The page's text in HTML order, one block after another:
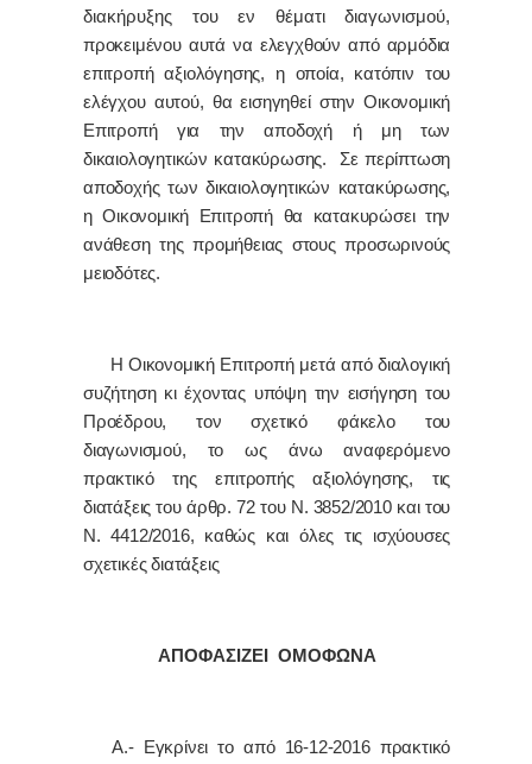
διακήρυξης του εν θέματι διαγωνισμού,
προκειμένου αυτά να ελεγχθούν από αρμόδια
επιτροπή αξιολόγησης, η οποία, κατόπιν του
ελέγχου αυτού, θα εισηγηθεί στην Οικονομική
Επιτροπή για την αποδοχή ή μη των
δικαιολογητικών κατακύρωσης. Σε περίπτωση
αποδοχής των δικαιολογητικών κατακύρωσης,
η Οικονομική Επιτροπή θα κατακυρώσει την
ανάθεση της προμήθειας στους προσωρινούς
μειοδότες.
Η Οικονομική Επιτροπή μετά από διαλογική
συζήτηση κι έχοντας υπόψη την εισήγηση του
Προέδρου, τον σχετικό φάκελο του
διαγωνισμού, το ως άνω αναφερόμενο
πρακτικό της επιτροπής αξιολόγησης, τις
διατάξεις του άρθρ. 72 του Ν. 3852/2010 και του
Ν. 4412/2016, καθώς και όλες τις ισχύουσες
σχετικές διατάξεις
ΑΠΟΦΑΣΙΖΕΙ ΟΜΟΦΩΝΑ
Α.-Εγκρίνει το από 16-12-2016 πρακτικό